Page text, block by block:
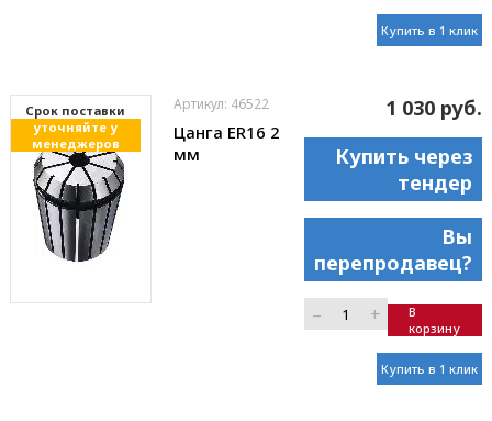
Купить в 1 клик
Cрок поставки
уточняйте у
менеджеров
Артикул: 46522
Цанга ER16 2
мм
1 030 руб.
Купить через
тендер
Вы
перепродавец?
– +
В
корзину
Купить в 1 клик